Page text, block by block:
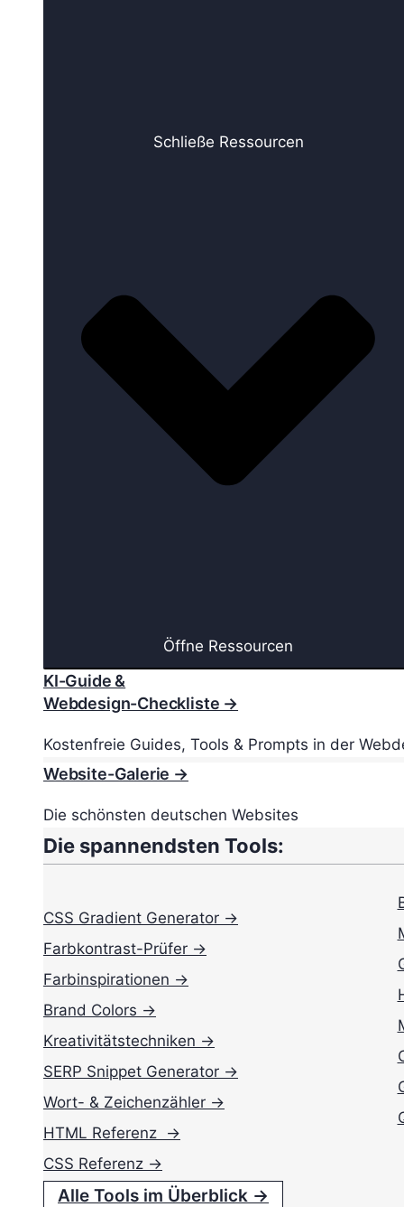
Schließe Ressourcen
Öffne Ressourcen
KI-Guide &
Webdesign-Checkliste →
Kostenfreie Guides, Tools & Prompts in der
Website-Galerie →
Die schönsten deutschen Websites
Die spannendsten Tools:
CSS Gradient Generator →
Farbkontrast-Prüfer →
Farbinspirationen →
Brand Colors →
Kreativitätstechniken →
SERP Snippet Generator →
Wort- & Zeichenzähler →
HTML Referenz →
CSS Referenz →
Alle Tools im Überblick →